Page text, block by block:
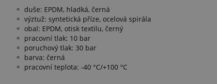
duše: EPDM, hladká, černá
výztuž: syntetická příze, ocelová spirála
obal: EPDM, otisk textilu, černý
pracovní tlak: 10 bar
poruchový tlak: 30 bar
barva: černá
pracovní teplota: -40 °C/+100 °C